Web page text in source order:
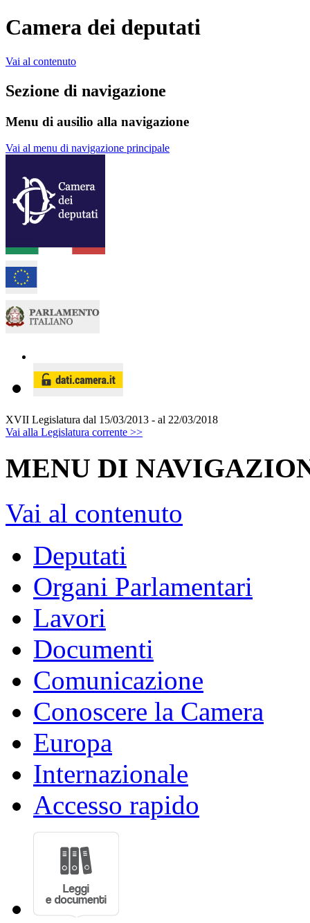
Camera dei deputati
Vai al contenuto
Sezione di navigazione
Menu di ausilio alla navigazione
Vai al menu di navigazione principale
XVII Legislatura dal 15/03/2013 - al 22/03/2018
Vai alla Legislatura corrente >>
MENU DI
Vai al contenuto
Deputati
Organi Parlamentari
Lavori
Documenti
Comunicazione
Conoscere la Camera
Europa
Internazionale
Accesso rapido